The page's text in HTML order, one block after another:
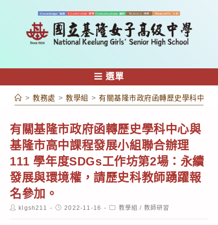
容
選單
> 教務處 > 教學組 > 有關基隆市政府函轉歷史學科中心
有關基隆市政府函轉歷史學科中心與
基隆市高中課程發展小組聯合辦理
111 學年度SDGs工作坊第2場：永續
發展與環境權，請歷史科教師踴躍報
名參加。
Postklgsh211
Post2022-11-16
Post教學組 / 教師研習